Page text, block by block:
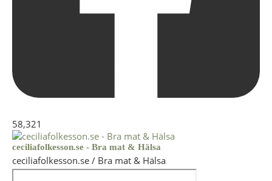
58,321
ceciliafolkesson.se - Bra mat & Hälsa
ceciliafolkesson.se / Bra mat & Hälsa